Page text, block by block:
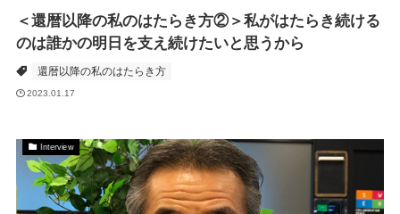
＜還暦以降の私のはたらき方②＞私がはたらき続ける
のは誰かの明日を支え続けたいと思うから
還暦以降の私のはたらき方
2023.01.17
Interview